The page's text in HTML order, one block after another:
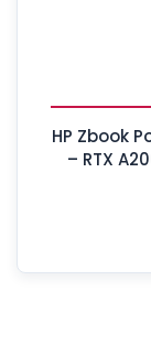
HP Zbook Power 15
– RTX